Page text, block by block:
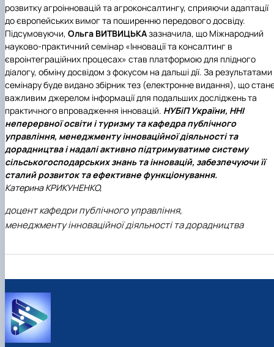
розвитку агроінновацій та агроконсалтингу, сприяючи адаптації
до європейських вимог та поширенню передового досвіду.
Підсумовуючи, Ольга ВИТВИЦЬКАзазначила, що Міжнародний
науково-практичний семінар «Інновації та консалтинг в
євроінтеграційних процесах» став платформою для плідного
діалогу, обміну досвідом з фокусом на дальші дії. За результатами
семінару буде видано збірник тез (електронне видання), що
важливим джерелом інформації для подальших досліджень та
практичного впровадження інновацій. НУБіП України, ННІ
неперервної освіти і туризму та кафедра публічного
управління, менеджменту інноваційної діяльності та
дорадництва і надалі активно підтримуватиме систему
сільськогосподарських знань та інновацій, забезпечуючи її
сталий розвиток та ефективне функціонування.
Катерина КРИКУНЕНКО,
доцент кафедри публічного управління,
менеджменту інноваційної діяльності та дорадництва